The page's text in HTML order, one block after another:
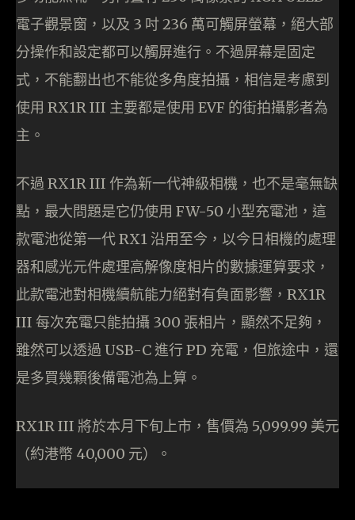
電子觀景窗，以及 3 吋 236 萬可觸屏螢幕，絕大部
分操作和設定都可以觸屏進行。不過屏幕是固定
式，不能翻出也不能從多角度拍攝，相信是考慮到
使用 RX1R III 主要都是使用 EVF 的街拍攝影者為
主。
不過 RX1R III 作為新一代神級相機，也不是毫無缺
點，最大問題是它仍使用 FW-50 小型充電池，這
款電池從第一代 RX1 沿用至今，以今日相機的處理
器和感光元件處理高解像度相片的數據運算要求，
此款電池對相機續航能力絕對有負面影響，RX1R
III 每次充電只能拍攝 300 張相片，顯然不足夠，
雖然可以透過 USB-C 進行 PD 充電，但旅途中，還
是多買幾顆後備電池為上算。
RX1R III 將於本月下旬上市，售價為 5,099.99 美元
（約港幣 40,000 元）。